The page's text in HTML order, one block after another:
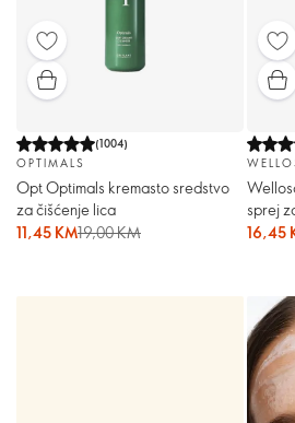
(1004)
OPTIMALS
Opt Optimals kremasto sredstvo
za čišćenje lica
11,45 KM19,00 KM
sprej
16,45